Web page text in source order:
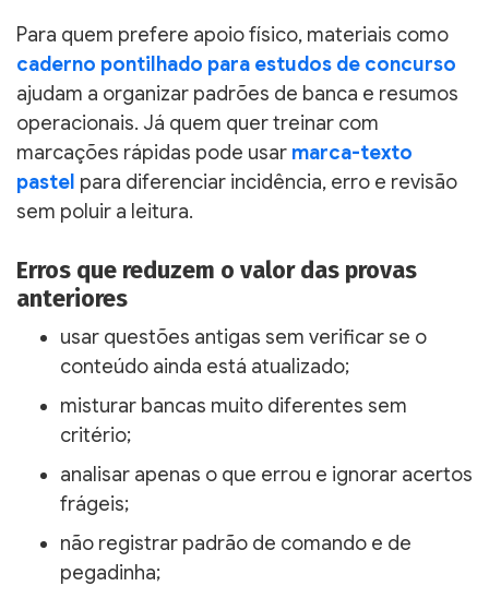
Para quem prefere apoio físico, materiais como
caderno pontilhado para estudos de concurso
ajudam a organizar padrões de banca e resumos
operacionais. Já quem quer treinar com
marcações rápidas pode usar marca-texto
pastel para diferenciar incidência, erro e revisão
sem poluir a leitura.
Erros que reduzem o valor das provas
anteriores
usar questões antigas sem verificar se o
conteúdo ainda está atualizado;
misturar bancas muito diferentes sem
critério;
analisar apenas o que errou e ignorar acertos
frágeis;
não registrar padrão de comando e de
pegadinha;